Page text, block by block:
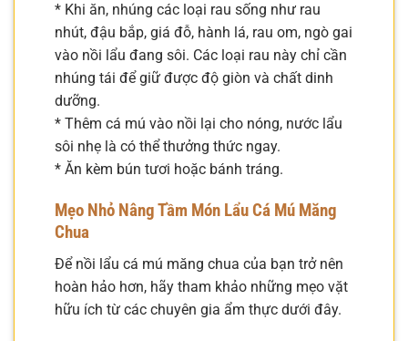
* Khi ăn, nhúng các loại rau sống như rau
nhút, đậu bắp, giá đỗ, hành lá, rau om, ngò gai
vào nồi lẩu đang sôi. Các loại rau này chỉ cần
nhúng tái để giữ được độ giòn và chất dinh
dưỡng.
* Thêm cá mú vào nồi lại cho nóng, nước lẩu
sôi nhẹ là có thể thưởng thức ngay.
* Ăn kèm bún tươi hoặc bánh tráng.
Mẹo Nhỏ Nâng Tầm Món Lẩu Cá Mú Măng
Chua
Để nồi lẩu cá mú măng chua của bạn trở nên
hoàn hảo hơn, hãy tham khảo những mẹo vặt
hữu ích từ các chuyên gia ẩm thực dưới đây.